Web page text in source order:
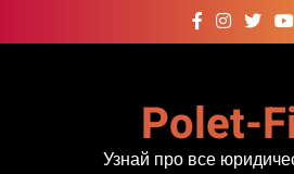
к
Polet-
Узнай про все